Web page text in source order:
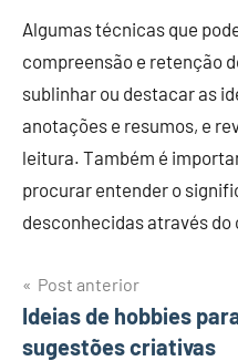
Algumas técnicas que
compreensão e retenção
sublinhar ou destacar as
anotações e resumos, e
leitura. Também é
procurar entender o
desconhecidas através
Navegação
de
Post anterior
Ideias de hobbies
sugestões criativas